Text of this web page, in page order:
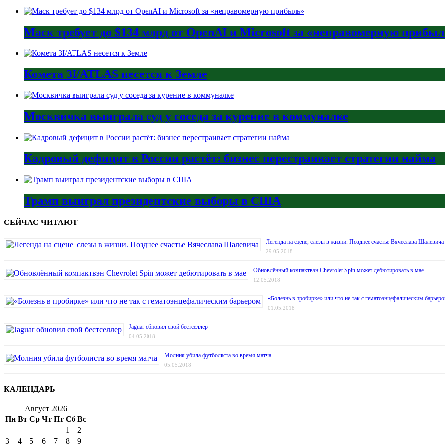
Маск требует до $134 млрд от OpenAI и Microsoft за «неправомерную
Комета 3I/ATLAS несется к Земле
Москвичка выиграла суд у соседа за курение в коммуналке
Кадровый дефицит в России растёт: бизнес перестраивает стратегии найма
Трамп выиграл президентские выборы в США
СЕЙЧАС ЧИТАЮТ
Легенда на сцене, слезы в жизни. Позднее счастье Вячеслава Шалевича
29.05.2018
Обновлённый компактвэн Chevrolet Spin может дебютировать в мае
12.05.2018
«Болезнь в пробирке» или что не так с гематоэнцефалическим
01.05.2018
Jaguar обновил свой бестселлер
04.05.2018
Молния убила футболиста во время матча
05.05.2018
КАЛЕНДАРЬ
Август 2026
Пн Вт Ср Чт Пт Сб Вс
1
2
3
4 5 6 7 8 9